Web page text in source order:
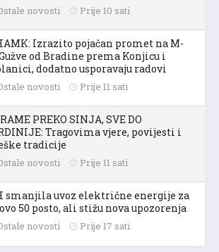
novosti Prije 10 sati
Izrazito pojačan promet na M-
od Bradine prema Konjicu i
dodatno usporavaju radovi
novosti Prije 11 sati
PREKO SINJA, SVE DO
Tragovima vjere, povijesti i
tradicije
novosti Prije 11 sati
smanjila uvoz električne energije za
50 posto, ali stižu nova upozorenja
novosti Prije 17 sati